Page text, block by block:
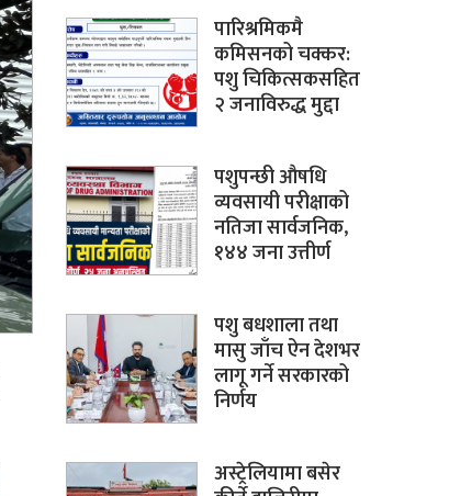
पारिश्रमिकमै
कमिसनको चक्कर:
पशु चिकित्सकसहित
२ जनाविरुद्ध मुद्दा
पशुपन्छी औषधि
व्यवसायी परीक्षाको
नतिजा सार्वजनिक,
१४४ जना उत्तीर्ण
पशु बधशाला तथा
मासु जाँच ऐन देशभर
लागू गर्ने सरकारको
निर्णय
अस्ट्रेलियामा बसेर